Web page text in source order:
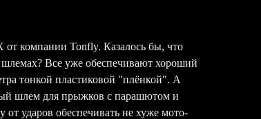
компании Tonfly. Казалось бы, что
Все уже обеспечивают хороший
тонкой пластиковой "плёнкой". А
шлем для прыжков с парашютом и
ударов обеспечивать не хуже мото-